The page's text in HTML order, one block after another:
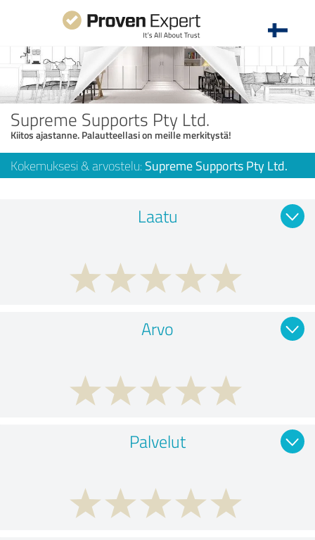
Supreme Supports Pty Ltd.
Kiitos ajastanne. Palautteellasi on meille merkitystä!
Kokemuksesi & arvostelu: Supreme Supports Pty Ltd.
Laatu
Arvo
Palvelut